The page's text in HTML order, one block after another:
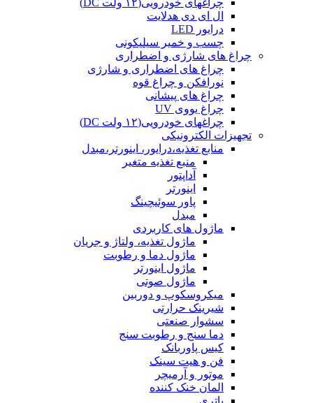
چراغهای خودرویی(۱۲ ولت DC)
ال ای دی هدلایت
درایور LED
چسب و خمیر سیلیکونی
چراغ های شارژی و اضطراری
چراغ های اضطراری و شارژی
نورافکن و چراغ قوه
چراغ های پیشانی
چراغ یووی UV
چراغهای خودرویی(۱۲ ولت DC)
تجهیزات الکترونیکی
منابع تغذیه،درایور، اینورتر،مبدل
منبع تغذیه متغیر
آداپتور
اینورتر
پاور سوئیچینگ
مبدل
ماژول های کاربردی
ماژول تغذیه، ولتاژ و جریان
ماژول دما و رطوبت
ماژول اینورتر
ماژول صوتی
میکروسکوپ و دوربین
شیرینک حرارتی
سشوار صنعتی
دما سنج و رطوبت سنج
کیس پاوربانک
فن و هیت سینک
موتور و آرمیچر
المان خنک کننده